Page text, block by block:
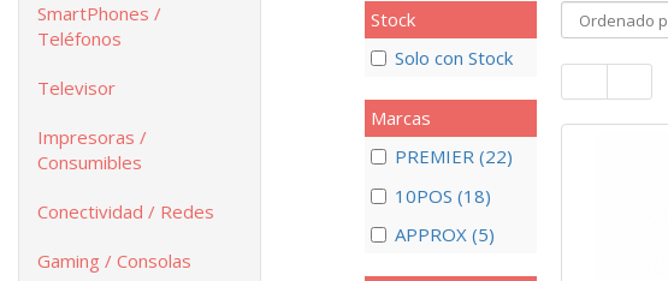
SmartPhones /
Teléfonos
Televisor
Impresoras /
Consumibles
Conectividad / Redes
Gaming / Consolas
Stock
Solo con Stock
Marcas
PREMIER (22)
10POS (18)
APPROX (5)